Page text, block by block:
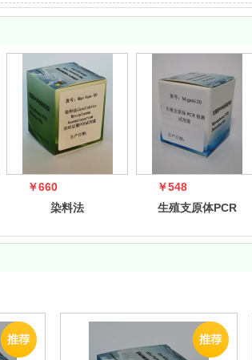
￥660
染料法
Mycopl
￥548
生殖支原体PCR